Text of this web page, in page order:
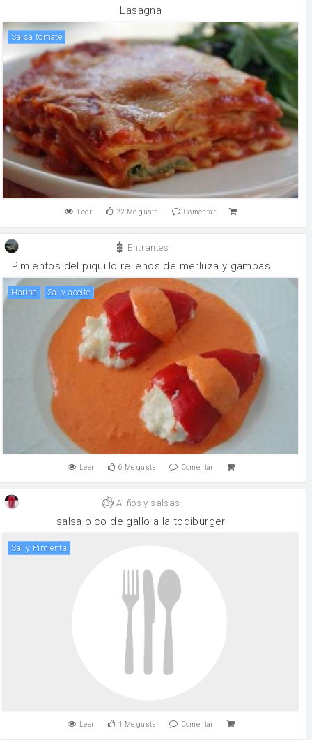
Lasagna
salsa tomate
Leer 22 Me gusta Comentar
Entrantes
Pimientos del piquillo rellenos de merluza y gambas
harina Sal y aceite
Leer 6 Me gusta Comentar
Aliños y salsas
salsa pico de gallo a la todiburger
Sal y Pimienta
Leer 1 Me gusta Comentar